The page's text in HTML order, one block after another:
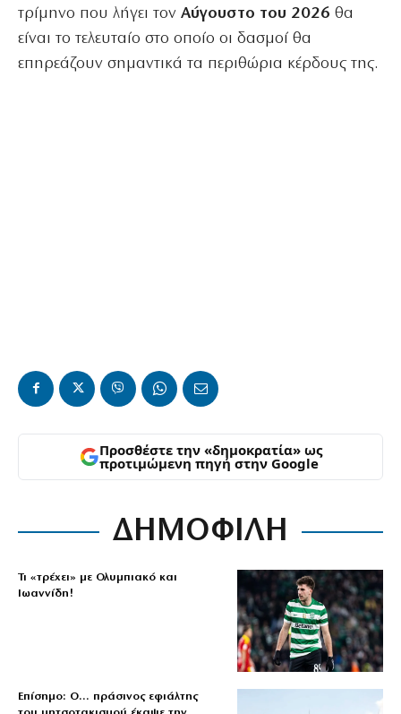
τρίμηνο που λήγει τον Αύγουστο του 2026 θα
είναι το τελευταίο στο οποίο οι δασμοί θα
επηρεάζουν σημαντικά τα περιθώρια κέρδους της.
Προσθέστε την «δημοκρατία» ως
προτιμώμενη πηγή στην Google
ΔΗΜΟΦΙΛΗ
Τι «τρέχει» με Ολυμπιακό και
Ιωαννίδη!
Επίσημο: Ο… πράσινος εφιάλτης